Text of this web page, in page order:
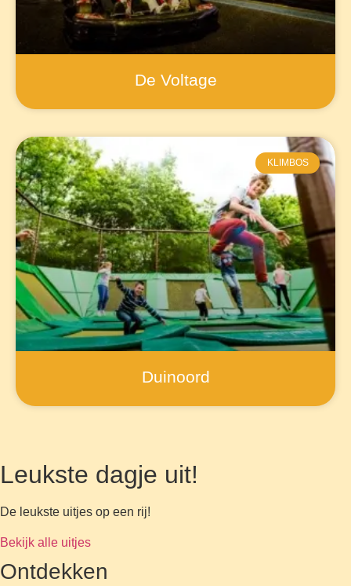
De Voltage
KLIMBOS
Duinoord
Leukste dagje uit!
De leukste uitjes op een rij!
Bekijk alle uitjes
Ontdekken